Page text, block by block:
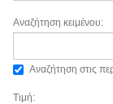
Αναζήτηση κειμένου:
Αναζήτηση στις
Τιμή: